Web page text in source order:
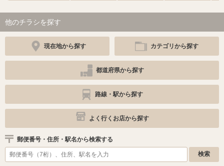
他のチラシを探す
現在地から探す カテゴリから探す
都道府県から探す
路線・駅から探す
よく行くお店から探す
郵便番号・住所・駅名から検索する